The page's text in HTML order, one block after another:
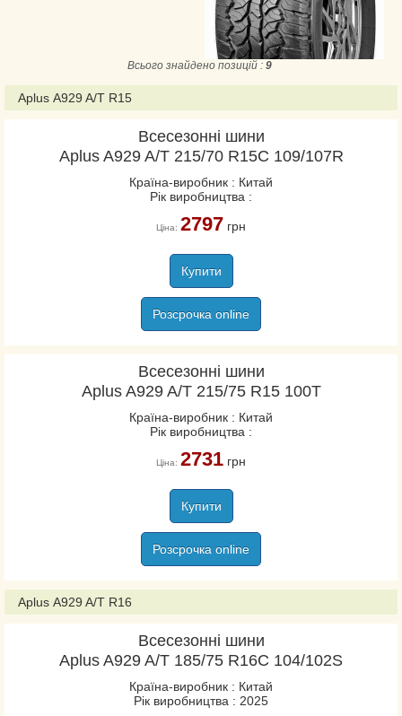
D801
Всього знайдено позицій : 9
Aplus A929 A/T R15
Всесезонні шини
Aplus A929 A/T 215/70 R15C 109/107R
Країна-виробник : Китай
Рік виробництва :
Ціна: 2797грн
Купити
Розсрочка online
Всесезонні шини
Aplus A929 A/T 215/75 R15 100T
Країна-виробник : Китай
Рік виробництва :
Ціна: 2731грн
Купити
Розсрочка online
Aplus A929 A/T R16
Всесезонні шини
Aplus A929 A/T 185/75 R16C 104/102S
Країна-виробник : Китай
Рік виробництва : 2025